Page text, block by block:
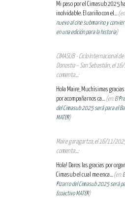
Mi paso por el Cimasub 2025
inolvidable. El cariño con el...
nuevo al cine submarino y
en una edición para la historia)
CIMASUB - Ciclo Internacional
Donostia – San Sebastián, el
comenta...:
Hola Maire, Muchísimas
por acompañarnos ca... (en:El
del Cimasub 2025 será para el
MATER)
Maire garagartza, el 16/11/
comenta...:
Hola! Daros las gracias por
Cimasub el cual me enca... (en:
Pizarro del Cimasub 2025 será
Ecoactivo MATER)